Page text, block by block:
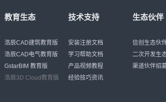
教育生态
浩辰CAD建筑教育版
浩辰CAD电气教育版
GstarBIM 教育版
浩辰3D Cloud教育版
技术支持
安装注册文档
学习帮助文档
产品视频教程
经验技巧资讯
生态伙伴
信创生态伙
二次开发生
渠道伙伴招